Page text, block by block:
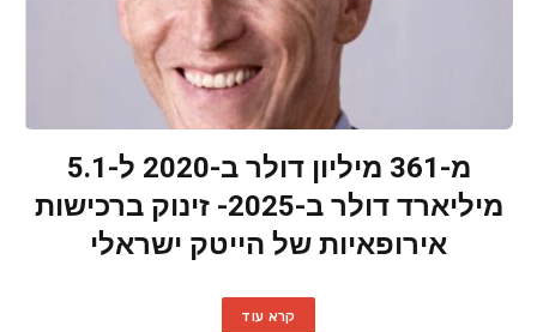
מ-361 מיליון דולר ב-2020 ל-5.1
מיליארד דולר ב-2025- זינוק ברכישות
אירופאיות של הייטק ישראלי
קרא עוד